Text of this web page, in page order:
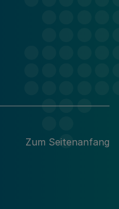
Zum Seitenanfang